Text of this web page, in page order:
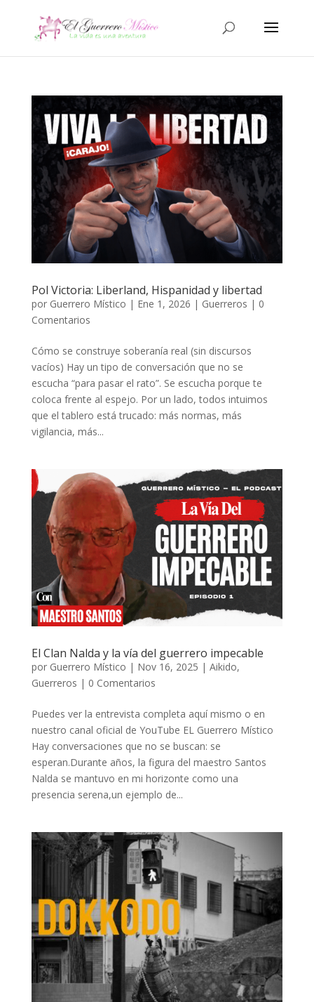
Pol Victoria: Liberland, Hispanidad y libertad
por Guerrero Místico | Ene 1, 2026 | Guerreros | 0
Comentarios
Cómo se construye soberanía real (sin discursos
vacíos) Hay un tipo de conversación que no se
escucha “para pasar el rato”. Se escucha porque te
coloca frente al espejo. Por un lado, todos intuimos
que el tablero está trucado: más normas, más
vigilancia, más...
El Clan Nalda y la vía del guerrero impecable
por Guerrero Místico | Nov 16, 2025 | Aikido,
Guerreros | 0 Comentarios
Puedes ver la entrevista completa aquí mismo o en
nuestro canal oficial de YouTube EL Guerrero Místico
Hay conversaciones que no se buscan: se
esperan.Durante años, la figura del maestro Santos
Nalda se mantuvo en mi horizonte como una
presencia serena,un ejemplo de...